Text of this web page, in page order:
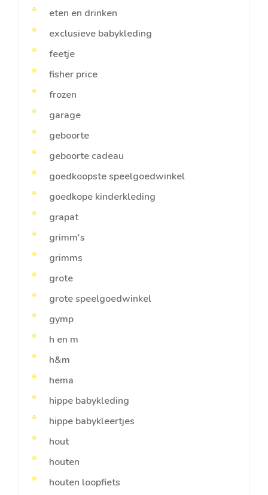
eten en drinken
exclusieve babykleding
feetje
fisher price
frozen
garage
geboorte
geboorte cadeau
goedkoopste speelgoedwinkel
goedkope kinderkleding
grapat
grimm's
grimms
grote
grote speelgoedwinkel
gymp
h en m
h&m
hema
hippe babykleding
hippe babykleertjes
hout
houten
houten loopfiets